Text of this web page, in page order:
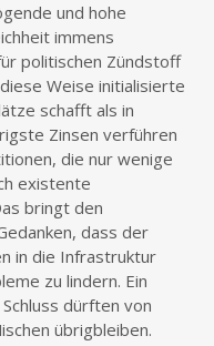
und hohe
immens
politischen Zündstoff
Weise initialisierte
schafft als in
Zinsen verführen
die nur wenige
existente
bringt den
dass der
in die Infrastruktur
zu lindern. Ein
dürften von
übrigbleiben.